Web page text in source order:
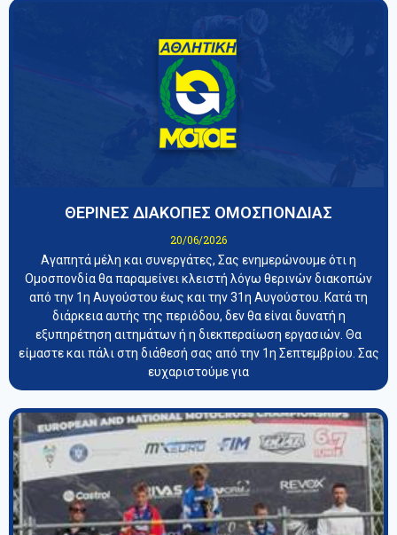
ΘΕΡΙΝΕΣ ΔΙΑΚΟΠΕΣ ΟΜΟΣΠΟΝΔΙΑΣ
20/06/2026
Αγαπητά μέλη και συνεργάτες, Σας ενημερώνουμε ότι η
Ομοσπονδία θα παραμείνει κλειστή λόγω θερινών διακοπών
από την 1η Αυγούστου έως και την 31η Αυγούστου. Κατά τη
διάρκεια αυτής της περιόδου, δεν θα είναι δυνατή η
εξυπηρέτηση αιτημάτων ή η διεκπεραίωση εργασιών. Θα
είμαστε και πάλι στη διάθεσή σας από την 1η Σεπτεμβρίου. Σας
ευχαριστούμε για